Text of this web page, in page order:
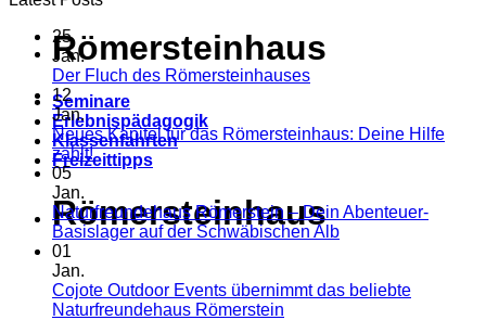
Römersteinhaus
Seminare
Erlebnispädagogik
Klassenfahrten
Freizeittipps
Römersteinhaus
25
Jan.
Der Fluch des Römersteinhauses
12
Jan.
Neues Kapitel für das Römersteinhaus: Deine Hilfe
zählt!
05
Jan.
Naturfreundehaus Römerstein – Dein Abenteuer-
Basislager auf der Schwäbischen Alb
01
Jan.
Cojote Outdoor Events übernimmt das beliebte
Naturfreundehaus Römerstein